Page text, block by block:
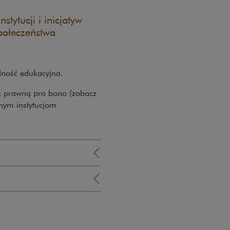
i inicjatyw
edukacyjna.
prawną pro bono (zobacz
instytucjom